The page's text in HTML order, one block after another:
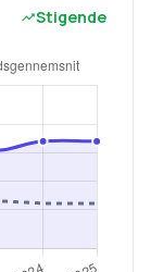
Stigende